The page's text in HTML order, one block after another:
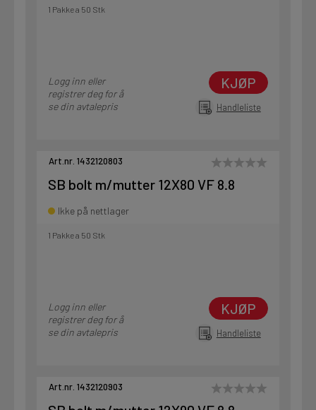
1 Pakke a 50 Stk
Logg inn eller
registrer deg for å
se din avtalepris
KJØP
Handleliste
Art.nr. 1432120803
SB bolt m/mutter 12X80 VF 8.8
Ikke på nettlager
1 Pakke a 50 Stk
Logg inn eller
registrer deg for å
se din avtalepris
KJØP
Handleliste
Art.nr. 1432120903